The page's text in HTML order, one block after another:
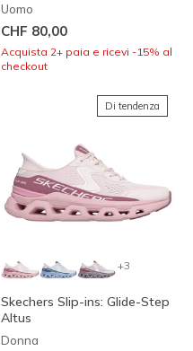
Uomo
CHF 80,00
Acquista 2+ paia e ricevi -15% al
checkout
Di tendenza
+3
Skechers Slip-ins: Glide-Step
Altus
Donna